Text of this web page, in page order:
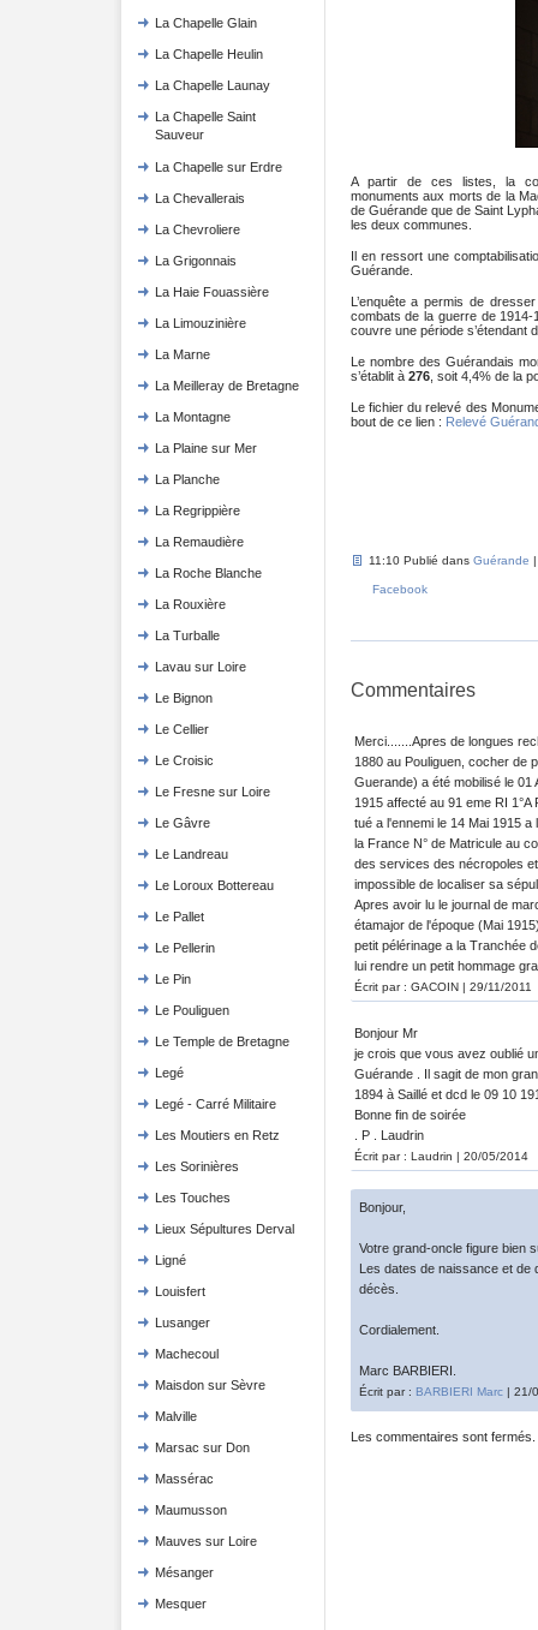
La Chapelle Glain
La Chapelle Heulin
La Chapelle Launay
La Chapelle Saint
Sauveur
La Chapelle sur Erdre
La Chevallerais
La Chevroliere
La Grigonnais
La Haie Fouassière
La Limouzinière
La Marne
La Meilleray de Bretagne
La Montagne
La Plaine sur Mer
La Planche
La Regrippière
La Remaudière
La Roche Blanche
La Rouxière
La Turballe
Lavau sur Loire
Le Bignon
Le Cellier
Le Croisic
Le Fresne sur Loire
Le Gâvre
Le Landreau
Le Loroux Bottereau
Le Pallet
Le Pellerin
Le Pin
Le Pouliguen
Le Temple de Bretagne
Legé
Legé - Carré Militaire
Les Moutiers en Retz
Les Sorinières
Les Touches
Lieux Sépultures Derval
Ligné
Louisfert
Lusanger
Machecoul
Maisdon sur Sèvre
Malville
Marsac sur Don
Massérac
Maumusson
Mauves sur Loire
Mésanger
Mesquer
A partir de ces listes, la
monuments aux morts de la
de Guérande que de Saint
les deux communes.
Il en ressort une
Guérande.
L’enquête a permis de
combats de la guerre de
couvre une période s’étendant
Le nombre des Guérandais
s’établit à276, soit 4,4% de la
Le fichier du relevé des
bout de ce lien : Relevé
11:10 Publié dans Guérande
Facebook
Commentaires
Merci.......Apres de longues
1880 au Pouliguen, cocher de
Guerande) a été mobilisé le 01
1915 affecté au 91 eme RI 1°A
tué a l'ennemi le 14 Mai 1915
la France N° de Matricule au
des services des nécropoles
impossible de localiser sa
Apres avoir lu le journal de
étamajor de l'époque (Mai
petit pélérinage a la Tranchée
lui rendre un petit hommage
Écrit par : GACOIN | 29/11/2011
Bonjour Mr
je crois que vous avez oublié
Guérande . Il sagit de mon
1894 à Saillé et dcd le 09 10
Bonne fin de soirée
. P . Laudrin
Écrit par : Laudrin | 20/05/2014
Bonjour,
Votre grand-oncle figure bien
Les dates de naissance et de
décès.
Cordialement.
Marc BARBIERI.
Écrit par : BARBIERI Marc| 21/
Les commentaires sont fermés.